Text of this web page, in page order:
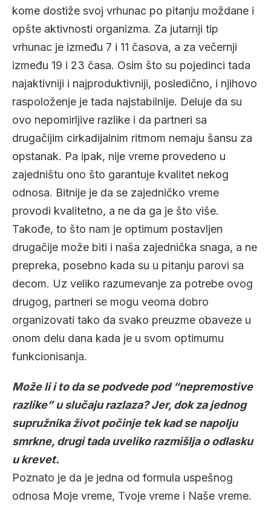
kome dostiže svoj vrhunac po pitanju moždane i
opšte aktivnosti organizma. Za jutarnji tip
vrhunac je između 7 i 11 časova, a za večernji
između 19 i 23 časa. Osim što su pojedinci tada
najaktivniji i najproduktivniji, posledično, i njihovo
raspoloženje je tada najstabilnije. Deluje da su
ovo nepomirljive razlike i da partneri sa
drugačijim cirkadijalnim ritmom nemaju šansu za
opstanak. Pa ipak, nije vreme provedeno u
zajedništu ono što garantuje kvalitet nekog
odnosa. Bitnije je da se zajedničko vreme
provodi kvalitetno, a ne da ga je što više.
Takođe, to što nam je optimum postavljen
drugačije može biti i naša zajednička snaga, a ne
prepreka, posebno kada su u pitanju parovi sa
decom. Uz veliko razumevanje za potrebe ovog
drugog, partneri se mogu veoma dobro
organizovati tako da svako preuzme obaveze u
onom delu dana kada je u svom optimumu
funkcionisanja.
Može li i to da se podvede pod “nepremostive
razlike” u slučaju razlaza? Jer, dok za jednog
supružnika život počinje tek kad se napolju
smrkne, drugi tada uveliko razmišlja o odlasku
u krevet.
Poznato je da je jedna od formula uspešnog
odnosa Moje vreme, Tvoje vreme i Naše vreme.